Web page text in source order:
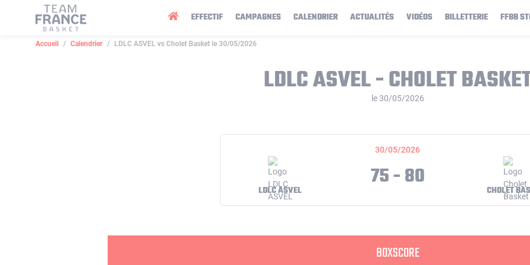
EFFECTIF CAMPAGNES CALENDRIER ACTUALITÉS VIDÉOS BILLETTERIE FFBB
Accueil Calendrier LDLC ASVEL vs Cholet Basket le 30/05/2026
LDLC ASVEL - CHOLET
le 30/05/2026
30/05/2026
LDLC ASVEL 75 - 80 CHOLET
BOXSCORE
Panneau de gestion des cookies